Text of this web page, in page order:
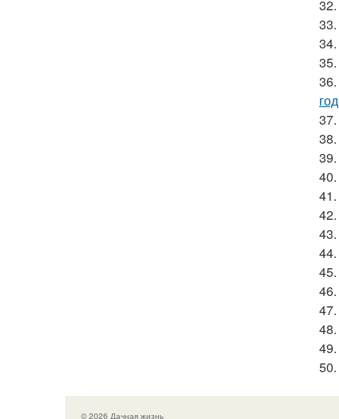
32.
33.
34.
35.
36.
год
37.
38.
39.
40.
41.
42.
43.
44.
45.
46.
47.
48.
49.
50.
© 2026 Дачная жизнь